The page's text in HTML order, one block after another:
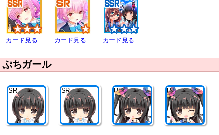
カード見る カード見る カード見る
ぷちガール
SR SR HR HR